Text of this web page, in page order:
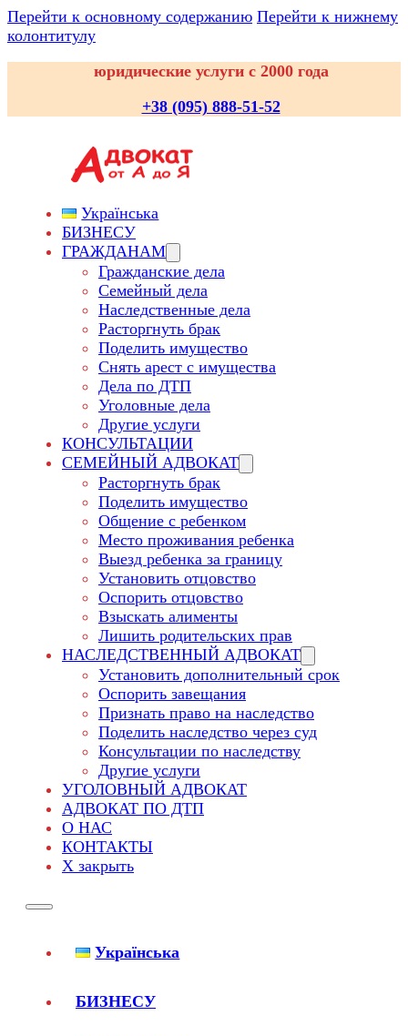
Перейти к основному содержанию Перейти к нижнему
колонтитулу
юридические услуги с 2000 года
+38 (095) 888-51-52
Українська
БИЗНЕСУ
ГРАЖДАНАМ
Гражданские дела
Семейный дела
Наследственные дела
Расторгнуть брак
Поделить имущество
Снять арест с имущества
Дела по ДТП
Уголовные дела
Другие услуги
КОНСУЛЬТАЦИИ
СЕМЕЙНЫЙ АДВОКАТ
Расторгнуть брак
Поделить имущество
Общение с ребенком
Место проживания ребенка
Выезд ребенка за границу
Установить отцовство
Оспорить отцовство
Взыскать алименты
Лишить родительских прав
НАСЛЕДСТВЕННЫЙ АДВОКАТ
Установить дополнительный срок
Оспорить завещания
Признать право на наследство
Поделить наследство через суд
Консультации по наследству
Другие услуги
УГОЛОВНЫЙ АДВОКАТ
АДВОКАТ ПО ДТП
О НАС
КОНТАКТЫ
X закрыть
Українська
БИЗНЕСУ